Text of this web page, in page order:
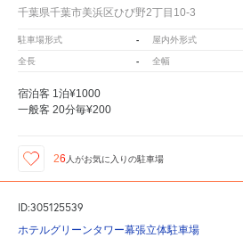
千葉県千葉市美浜区ひび野2丁目10-3
駐車場形式 - 屋内外形式
全長 - 全幅
宿泊客 1泊¥1000
一般客 20分毎¥200
26 人がお気に入りの駐車場
ID:305125539
ホテルグリーンタワー幕張立体駐車場